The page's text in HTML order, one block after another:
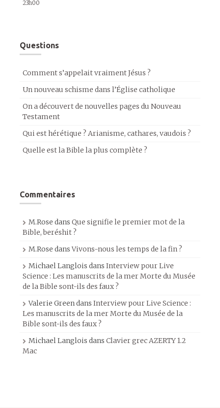
23h00
Questions
Comment s’appelait vraiment Jésus ?
Un nouveau schisme dans l’Église catholique
On a découvert de nouvelles pages du Nouveau
Testament
Qui est hérétique ? Arianisme, cathares, vaudois ?
Quelle est la Bible la plus complète ?
Commentaires
M.Rose dans Que signifie le premier mot de la
Bible, beréshit ?
M.Rose dansVivons-nous les temps de la fin ?
Michael Langlois dans Interview pour Live
Science : Les manuscrits de la mer Morte du Musée
de la Bible sont-ils des faux ?
Valerie Greendans Interview pour Live Science :
Les manuscrits de la mer Morte du Musée de la
Bible sont-ils des faux ?
Michael Langlois dans Clavier grec AZERTY 1.2
Mac